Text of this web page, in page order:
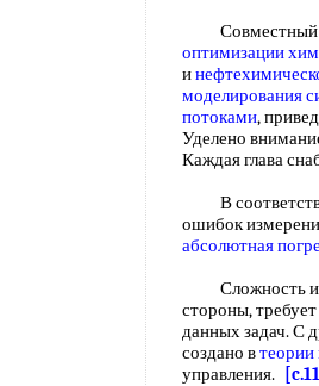
Совместный
оптимизации
и
моделирования
потоками,
Уделено
Каждая глава
В
ошибок
абсолютная
Сложность и
стороны, требует
данных задач. С
создано втеории
управления.